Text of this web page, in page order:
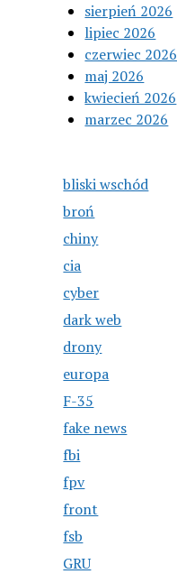
sierpień 2026
lipiec 2026
czerwiec 2026
maj 2026
kwiecień 2026
marzec 2026
bliski wschód
broń
chiny
cia
cyber
dark web
drony
europa
F-35
fake news
fbi
fpv
front
fsb
GRU